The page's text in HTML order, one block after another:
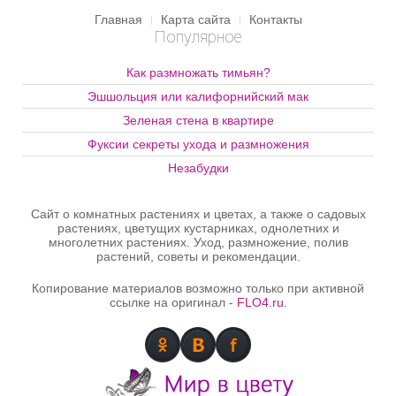
комнатную коллекцию
домашних кактусов?
Расскажем в этой статье и
Главная Карта сайта Контакты
Популярное
Как размножать тимьян?
Эшшольция или калифорнийский мак
Зеленая стена в квартире
Фуксии секреты ухода и размножения
Незабудки
Сайт о комнатных растениях и цветах, а также о садовых
растениях, цветущих кустарниках, однолетних и
многолетних растениях. Уход, размножение, полив
растений, советы и рекомендации.
Копирование материалов возможно только при активной
ссылке на оригинал - FLO4.ru